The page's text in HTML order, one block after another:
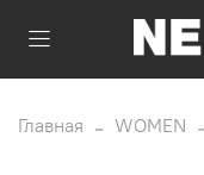
Главная WOMEN